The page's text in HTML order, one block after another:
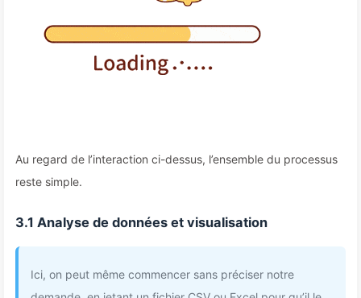
Au regard de l’interaction ci-dessus, l’ensemble du processus
reste simple.
3.1 Analyse de données et visualisation
Ici, on peut même commencer sans préciser notre